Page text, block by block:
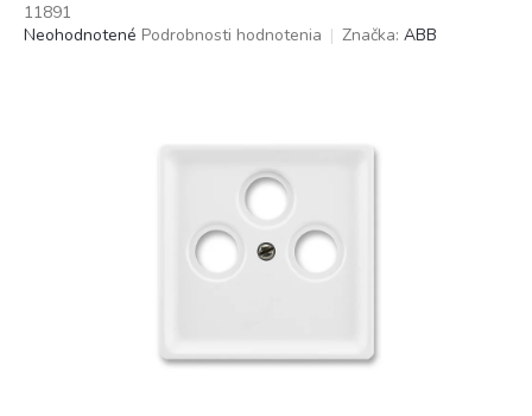
11891
Priemerné
Neohodnotené Podrobnosti hodnotenia Značka: ABB